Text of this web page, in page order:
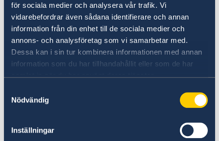
för sociala medier och analysera vår trafik. Vi
vidarebefordrar även sådana identifierare och annan
information från din enhet till de sociala medier och
annons- och analysföretag som vi samarbetar med.
Dessa kan i sin tur kombinera informationen med annan
information som du har tillhandahållit eller som de har
samlat in när du har använt deras tjänster.
Nödvändig
Inställningar
Sverige är en av världens största humanitära
givare. I Syrien har vi stora kärnstöd till både
FN och Internationella Rödakors- och
rödahalvmånefederationen. Stöden är
avgörande för de humanitära
behovsbedömningar, nödappeller och extra
Artikel om Sveriges samlade stöd på